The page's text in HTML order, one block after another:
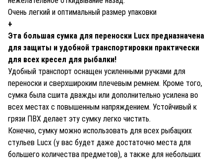
Очень легкий и оптимальный размер упаковки
+
Эта большая сумка для переноски Lucx предназначена
для защиты и удобной транспортировки практически
для всех кресел для рыбалки!
Удобный транспорт оснащен усиленными ручками для
переноски и сверхшироким плечевым ремнем. Кроме того,
сумка была сшита дважды или дополнительно усилена во
всех местах с повышенным напряждением. Устойчивый к
грязи ПВХ делает эту сумку легко чистить.
Конечно, сумку можно использовать для всех рыбацких
стульев Lucx (у вас будет даже достаточно места для
большего количества предметов), а также для небольших